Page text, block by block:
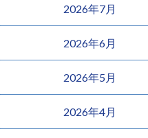
2026年7月
2026年6月
2026年5月
2026年4月